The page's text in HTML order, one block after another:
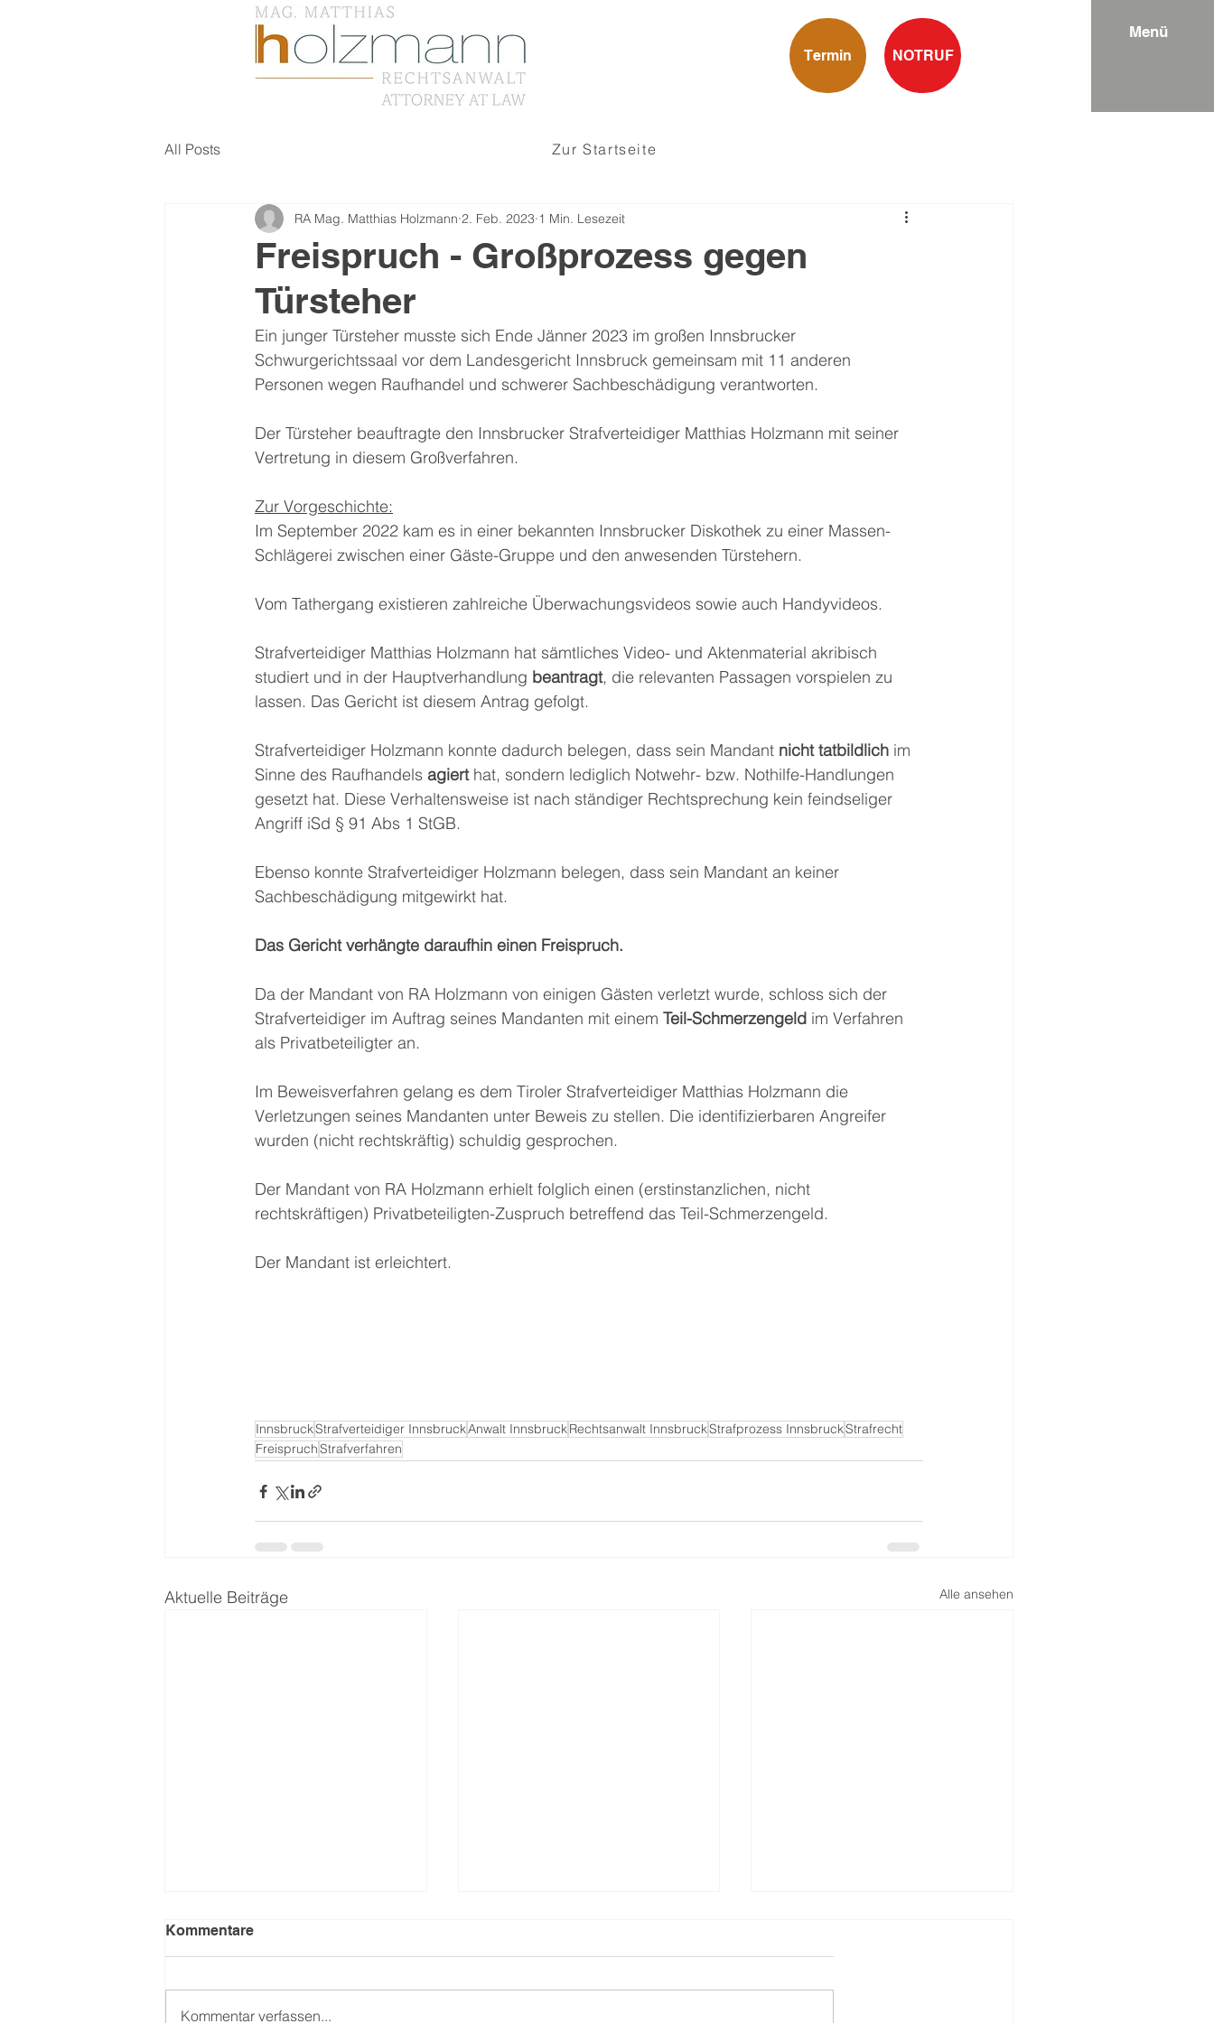
Termin NOTRUF
Menü
All Posts
Freispruch - Großprozess gegen
Türsteher
RA Mag. Matthias Holzmann 2. Feb. 2023 1 Min. Lesezeit
Ein junger Türsteher musste sich Ende Jänner 2023 im großen Innsbrucker
Schwurgerichtssaal vor dem Landesgericht Innsbruck gemeinsam mit 11 anderen
Personen wegen Raufhandel und schwerer Sachbeschädigung verantworten.
Der Türsteher beauftragte den Innsbrucker Strafverteidiger Matthias Holzmann mit seiner
Vertretung in diesem Großverfahren.
Zur Vorgeschichte:
Im September 2022 kam es in einer bekannten Innsbrucker Diskothek zu einer Massen-
Schlägerei zwischen einer Gäste-Gruppe und den anwesenden Türstehern.
Vom Tathergang existieren zahlreiche Überwachungsvideos sowie auch Handyvideos.
Strafverteidiger Matthias Holzmann hat sämtliches Video- und Aktenmaterial akribisch
studiert und in der Hauptverhandlung beantragt, die relevanten Passagen vorspielen zu
lassen. Das Gericht ist diesem Antrag gefolgt.
Strafverteidiger Holzmann konnte dadurch belegen, dass sein Mandant nicht tatbildlich im
Sinne des Raufhandels agiert hat, sondern lediglich Notwehr- bzw. Nothilfe-Handlungen
gesetzt hat. Diese Verhaltensweise ist nach ständiger Rechtsprechung kein feindseliger
Angriff iSd § 91 Abs 1 StGB.
Ebenso konnte Strafverteidiger Holzmann belegen, dass sein Mandant an keiner
Sachbeschädigung mitgewirkt hat.
Das Gericht verhängte daraufhin einen Freispruch.
Da der Mandant von RA Holzmann von einigen Gästen verletzt wurde, schloss sich der
Strafverteidiger im Auftrag seines Mandanten mit einem Teil-Schmerzengeld im Verfahren
als Privatbeteiligter an.
Im Beweisverfahren gelang es dem Tiroler Strafverteidiger Matthias Holzmann die
Verletzungen seines Mandanten unter Beweis zu stellen. Die identifizierbaren Angreifer
wurden (nicht rechtskräftig) schuldig gesprochen.
Der Mandant von RA Holzmann erhielt folglich einen (erstinstanzlichen, nicht
rechtskräftigen) Privatbeteiligten-Zuspruch betreffend das Teil-Schmerzengeld.
Der Mandant ist erleichtert.
InnsbruckStrafverteidiger InnsbruckAnwalt InnsbruckRechtsanwalt InnsbruckStrafprozess InnsbruckStrafrecht
FreispruchStrafverfahren
Aktuelle Beiträge Alle ansehen
Kommentare
Kommentar verfassen...
Zur Startseite